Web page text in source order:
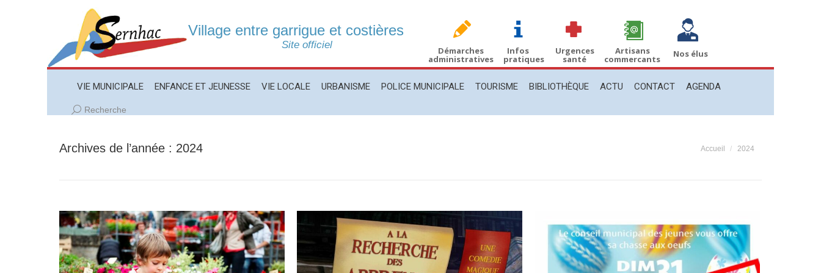
Village entre garrigue et costières
Site officiel Démarches
administratives
Infos
pratiques
Urgences
santé
Artisans
commercants Nos élus
VIE MUNICIPALE ENFANCE ET JEUNESSE VIE LOCALE URBANISME POLICE MUNICIPALE TOURISME BIBLIOTHÈQUE ACTU CONTACT AGENDA
Recherche
Recherche
Archives de l’année : 2024 Vous êtes ici :
Accueil 2024
VIE MUNICIPALE ENFANCE ET JEUNESSE VIE LOCALE URBANISME POLICE MUNICIPALE TOURISME BIBLIOTHÈQUE CONTACT AGENDA